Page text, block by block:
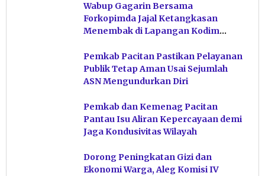
Wabup Gagarin Bersama
Forkopimda Jajal Ketangkasan
Menembak di Lapangan Kodim
Pemkab Pacitan Pastikan Pelayanan
Publik Tetap Aman Usai Sejumlah
ASN Mengundurkan Diri
Pemkab dan Kemenag Pacitan
Pantau Isu Aliran Kepercayaan demi
Jaga Kondusivitas Wilayah
Dorong Peningkatan Gizi dan
Ekonomi Warga, Aleg Komisi IV